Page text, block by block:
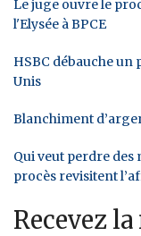
Le juge ouvre le
l'Elysée à BPCE
HSBC débauche
Unis
Blanchiment
Qui veut perdre des
procès revisitent
Recevez